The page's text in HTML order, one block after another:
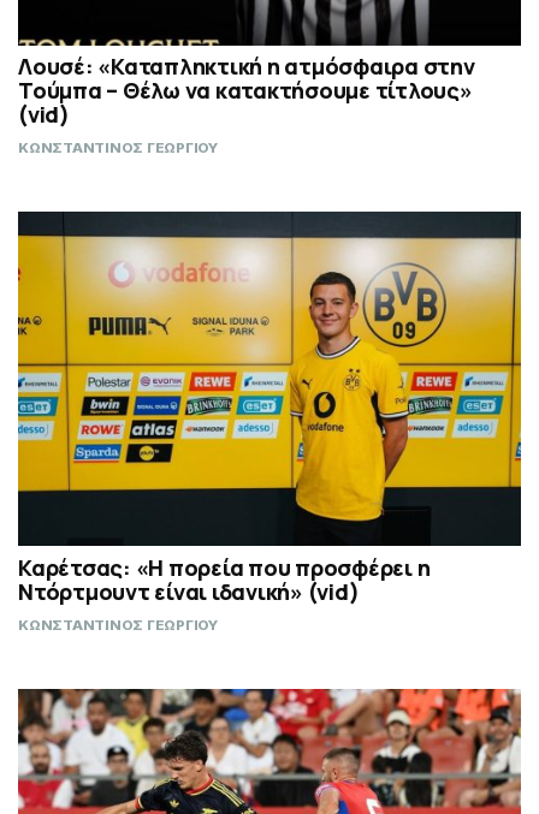
Λουσέ: «Καταπληκτική η ατμόσφαιρα στην
Τούμπα – Θέλω να κατακτήσουμε τίτλους»
(vid)
ΚΩΝΣΤΑΝΤΙΝΟΣ ΓΕΩΡΓΙΟΥ
Καρέτσας: «Η πορεία που προσφέρει η
Ντόρτμουντ είναι ιδανική» (vid)
ΚΩΝΣΤΑΝΤΙΝΟΣ ΓΕΩΡΓΙΟΥ